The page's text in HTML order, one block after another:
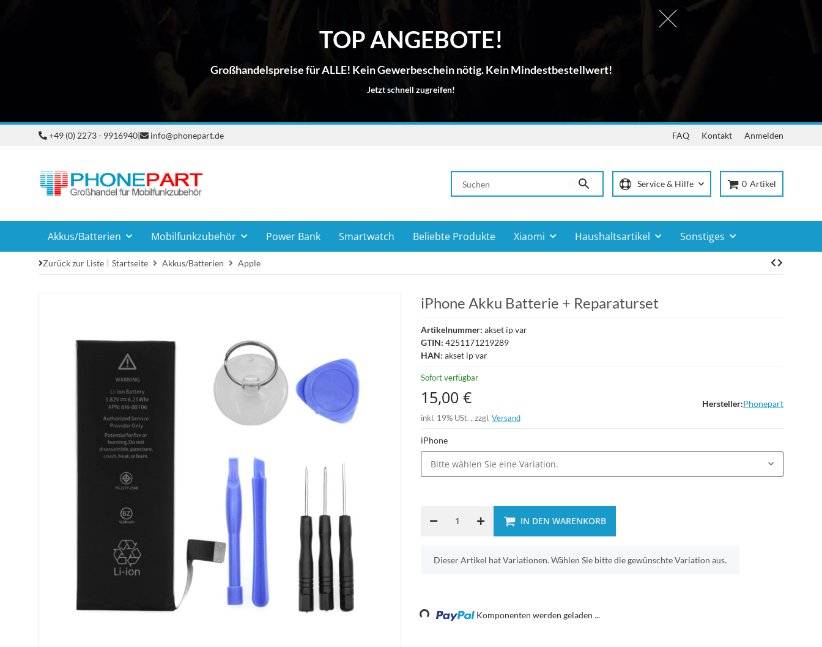
TOP ANGEBOTE!
Großhandelspreise für ALLE! Kein Gewerbeschein nötig. Kein Mindestbestellwert!
Jetzt schnell zugreifen!
+49 (0) 2273 - 9916940| info@phonepart.de FAQ Kontakt Anmelden
Service & Hilfe 0 Artikel
Akkus/Batterien Mobilfunkzubehör Power Bank Smartwatch Beliebte Produkte Xiaomi Haushaltsartikel Sonstiges
Zurück zur Liste Startseite Akkus/Batterien Apple
iPhone Akku Batterie + Reparaturset
Artikelnummer: akset ip var
GTIN: 4251171219289
HAN: akset ip var
Sofort verfügbar
15,00 €
inkl. 19% USt. , zzgl. Versand
Hersteller:Phonepart
iPhone
Bitte wählen Sie eine Variation.
IN DEN WARENKORB
x
Dieser Artikel hat Variationen. Wählen Sie bitte die gewünschte Variation aus.
Loading... Komponenten werden geladen ...